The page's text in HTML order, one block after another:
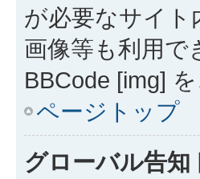
が必要なサイト
画像等も利用で
BBCode [img]
ページトップ
グローバル告知